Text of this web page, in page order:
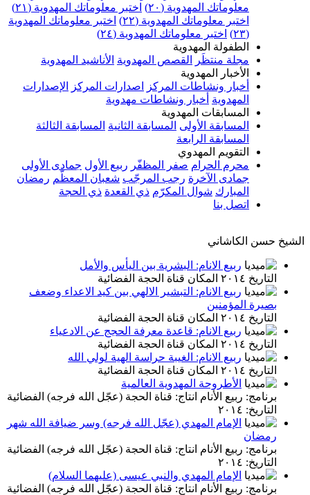
معلوماتك المهدوية (٢٠)
اختبر معلوماتك المهدوية (٢١)
اختبر معلوماتك المهدوية (٢٢)
اختبر معلوماتك المهدوية
(٢٣)
اختبر معلوماتك المهدوية (٢٤)
الطفولة المهدوية
مجلة منتظَر
القصص المهدوية الأناشيد المهدوية
الأخبار المهدوية
أخبار ونشاطات المركز
اصدارات المركز
الإصدارات
المهدوية أخبار ونشاطات مهدوية
المسابقات المهدوية
المسابقة الأولى المسابقة الثانية المسابقة الثالثة
المسابقة الرابعة
التقويم المهدوي
محرم الحرام صفر المظفّر ربيع الأول جمادى الأولى
جمادى الآخرة رجب المرجّب شعبان المعظّم رمضان
المبارك شوال المكرّم ذي القعدة ذي الحجة
اتصل بنا
الشيخ حسن الكاشاني
ربيع الانام: البشرية بين اليأس والأمل
التاريخ ٢٠١٤ المكان قناة الحجة الفضائية
ربيع الانام: التبشير الالهي بين كيد الاعداء وضعف
بصيرة المؤمنين
التاريخ ٢٠١٤ المكان قناة الحجة الفضائية
ربيع الانام: قاعدة معرفة الحجج عن الادعياء
التاريخ ٢٠١٤ المكان قناة الحجة الفضائية
ربيع الانام: الغيبة حراسة الهية لولي الله
التاريخ ٢٠١٤ المكان قناة الحجة الفضائية
الأطروحة المهدوية العالمية
برنامج: ربيع الأنام انتاج: قناة الحجة (عجّل الله فرجه) الفضائية
التاريخ: ٢٠١٤
الإمام المهدي (عجّل الله فرجه) وسر ضيافة الله شهر
رمضان
برنامج: ربيع الأنام انتاج: قناة الحجة (عجّل الله فرجه) الفضائية
التاريخ: ٢٠١٤
الإمام المهدي والنبي عيسى (عليهما السلام)
برنامج: ربيع الأنام انتاج: قناة الحجة (عجّل الله فرجه) الفضائية